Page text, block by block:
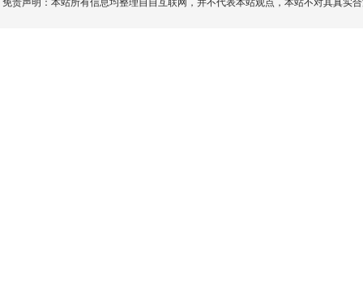
免责声明：本站所有信息均整理自自互联网，并不代表本站观点，本站不对其真实